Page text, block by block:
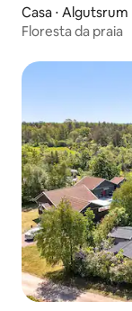
Casa ⋅ Algutsrum
Floresta da praia